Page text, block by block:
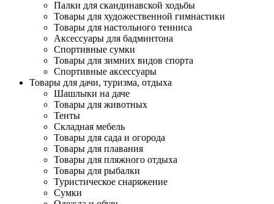
Палки для скандинавской ходьбы
Товары для художественной гимнастики
Товары для настольного тенниса
Аксессуары для бадминтона
Спортивные сумки
Товары для зимних видов спорта
Спортивные аксессуары
Товары для дачи, туризма, отдыха
Шашлыки на даче
Товары для животных
Тенты
Складная мебель
Товары для сада и огорода
Товары для плавания
Товары для пляжного отдыха
Товары для рыбалки
Туристическое снаряжение
Сумки